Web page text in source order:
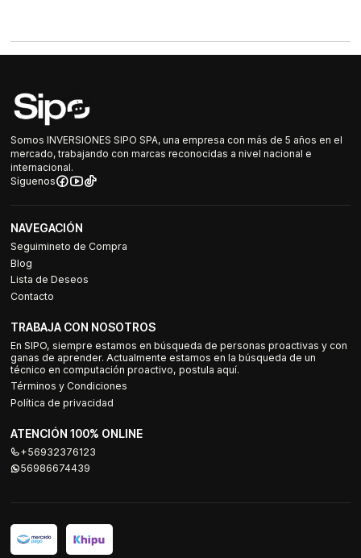
Somos INVERSIONES SIPO SPA, una empresa con más de 5 años en el
mercado, trabajando con marcas reconocidas a nivel nacional e
internacional.
Síguenos
NAVEGACIÓN
Seguimineto de Compra
Blog
Lista de Deseos
Contacto
TRABAJA CON NOSOTROS
En SIPO, siempre estamos en búsqueda de personas proactivas y con
ganas de aprender. Actualmente estamos en la búsqueda de un
técnico en computación proactivo, postula aquí.
Términos y Condiciones
Política de privacidad
ATENCIÓN 100% ONLINE
+56932376123
56986674439